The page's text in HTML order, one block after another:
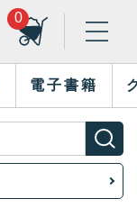
0
電子書籍